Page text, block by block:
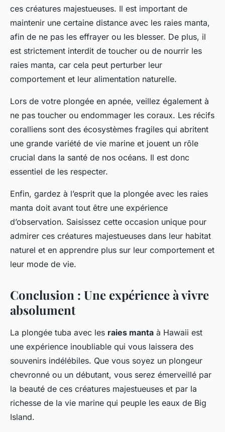
ces créatures majestueuses. Il est important de
maintenir une certaine distance avec les raies manta,
afin de ne pas les effrayer ou les blesser. De plus, il
est strictement interdit de toucher ou de nourrir les
raies manta, car cela peut perturber leur
comportement et leur alimentation naturelle.
Lors de votre plongée en apnée, veillez également à
ne pas toucher ou endommager les coraux. Les récifs
coralliens sont des écosystèmes fragiles qui abritent
une grande variété de vie marine et jouent un rôle
crucial dans la santé de nos océans. Il est donc
essentiel de les respecter.
Enfin, gardez à l’esprit que la plongée avec les raies
manta doit avant tout être une expérience
d’observation. Saisissez cette occasion unique pour
admirer ces créatures majestueuses dans leur habitat
naturel et en apprendre plus sur leur comportement et
leur mode de vie.
Conclusion : Une expérience à vivre
absolument
La plongée tuba avec les raies manta à Hawaii est
une expérience inoubliable qui vous laissera des
souvenirs indélébiles. Que vous soyez un plongeur
chevronné ou un débutant, vous serez émerveillé par
la beauté de ces créatures majestueuses et par la
richesse de la vie marine qui peuple les eaux de Big
Island.